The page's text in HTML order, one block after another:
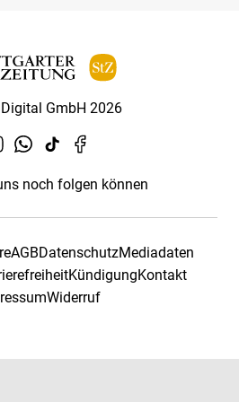
GmbH 2026
noch folgen können
AGBDatenschutzMediadaten
KündigungKontakt
Widerruf